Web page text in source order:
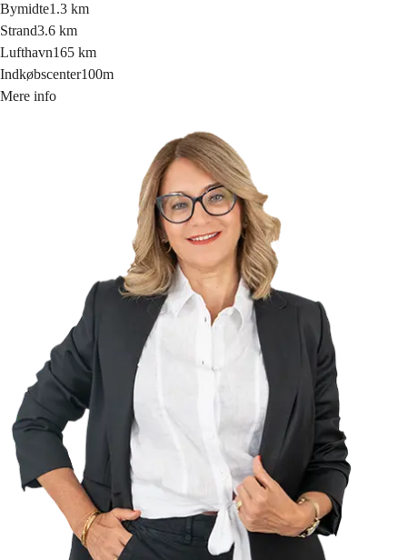
Bymidte1.3 km
Strand3.6 km
Lufthavn165 km
Indkøbscenter100m
Mere info